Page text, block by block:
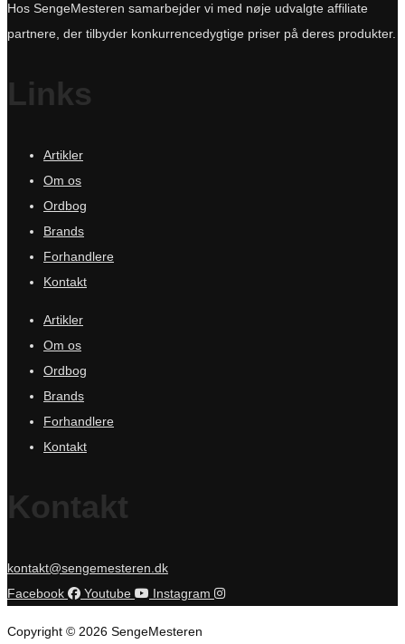
Hos SengeMesteren samarbejder vi med nøje udvalgte affiliate
partnere, der tilbyder konkurrencedygtige priser på deres produkter.
Links
Artikler
Om os
Ordbog
Brands
Forhandlere
Kontakt
Artikler
Om os
Ordbog
Brands
Forhandlere
Kontakt
Kontakt
kontakt@sengemesteren.dk
Facebook
Youtube Instagram
Copyright © 2026 SengeMesteren